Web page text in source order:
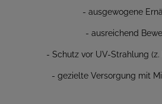
- ausgewogene
- ausreichend
- Schutz vor UV-Strahlung (z.
- gezielte Versorgung mit